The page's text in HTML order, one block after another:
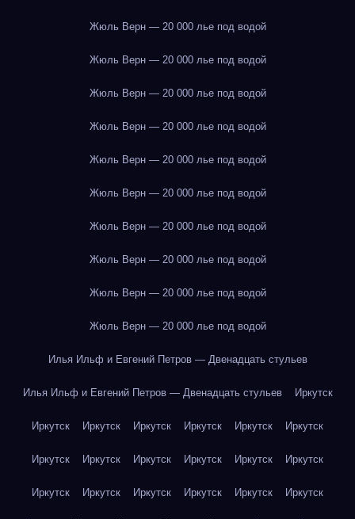
Жюль Верн — 20 000 лье под водой
Жюль Верн — 20 000 лье под водой
Жюль Верн — 20 000 лье под водой
Жюль Верн — 20 000 лье под водой
Жюль Верн — 20 000 лье под водой
Жюль Верн — 20 000 лье под водой
Жюль Верн — 20 000 лье под водой
Жюль Верн — 20 000 лье под водой
Жюль Верн — 20 000 лье под водой
Жюль Верн — 20 000 лье под водой
Илья Ильф и Евгений Петров — Двенадцать стульев
Илья Ильф и Евгений Петров — Двенадцать стульев Иркутск
Иркутск Иркутск Иркутск Иркутск Иркутск Иркутск
Иркутск Иркутск Иркутск Иркутск Иркутск Иркутск
Иркутск Иркутск Иркутск Иркутск Иркутск Иркутск